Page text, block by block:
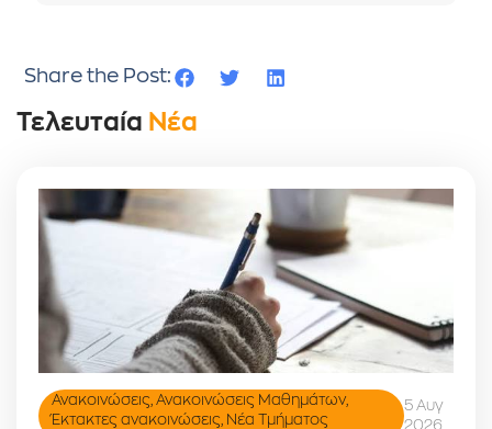
Share the Post:
Τελευταία Νέα
Ανακοινώσεις Ανακοινώσεις Μαθημάτων,
Έκτακτες ανακοινώσεις
Νέα Τμήματος
5 Αυγ
2026